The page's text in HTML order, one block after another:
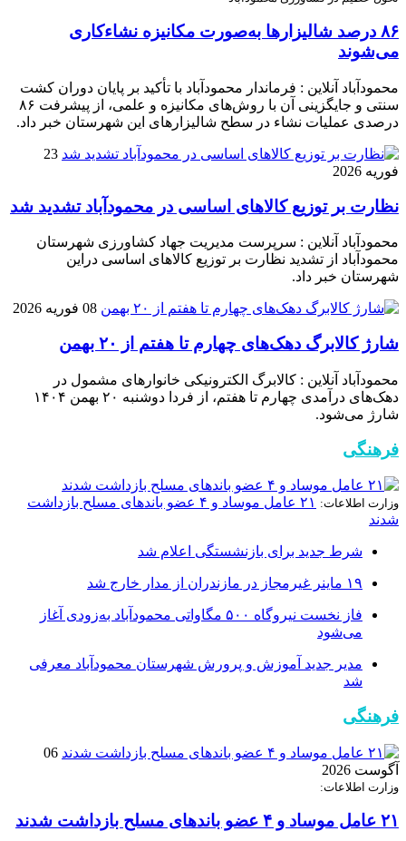
۸۶ درصد شالیزارها به‌صورت مکانیزه نشاءکاری
می‌شوند
محمودآباد آنلاین : فرماندار محمودآباد با تأکید بر پایان دوران کشت
سنتی و جایگزینی آن با روش‌های مکانیزه و علمی، از پیشرفت ۸۶
درصدی عملیات نشاء در سطح شالیزارهای این شهرستان خبر داد.
23
فوریه 2026
نظارت بر توزیع کالا‌های اساسی در محمودآباد تشدید شد
محمودآباد آنلاین : سرپرست مدیریت جهاد کشاورزی شهرستان
محمودآباد از تشدید نظارت بر توزیع کالا‌های اساسی دراین
شهرستان خبر داد.
08 فوریه 2026
شارژ کالابرگ دهک‌های چهارم تا هفتم از ۲۰ بهمن
محمودآباد آنلاین : کالابرگ الکترونیکی خانوار‌های مشمول در
دهک‌های درآمدی چهارم تا هفتم، از فردا دوشنبه ۲۰ بهمن ۱۴۰۴
شارژ می‌شود.
فرهنگی
وزارت اطلاعات:
۲۱ عامل موساد و ۴ عضو باند‌های مسلح بازداشت
شدند
شرط جدید برای بازنشستگی اعلام شد
۱۹ ماینر غیرمجاز در مازندران از مدار خارج شد
فاز نخست نیروگاه ۵۰۰ مگاواتی محمودآباد به‌زودی آغاز
می‌شود
مدیر جدید آموزش و پرورش شهرستان محمودآباد معرفی
شد
فرهنگی
06
آگوست 2026
وزارت اطلاعات:
۲۱ عامل موساد و ۴ عضو باند‌های مسلح بازداشت شدند